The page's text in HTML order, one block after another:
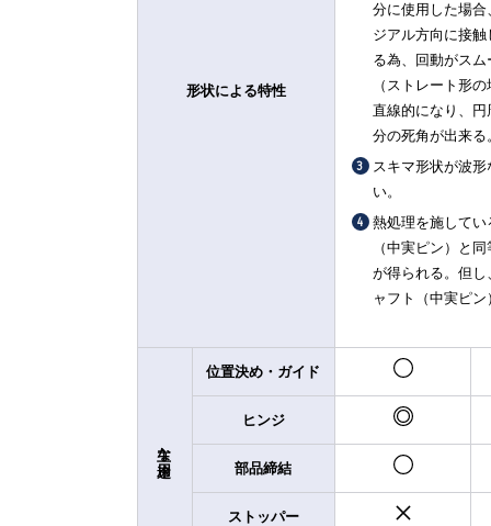
形状による特性
分に使用した場
ジアル方向に接
る為、回動がス
（ストレート形
直線的になり、
分の死角が出来る
スキマ形状が波
い。
熱処理を施して
（中実ピン）と
が得られる。但
ャフト（中実ピ
主な用途
位置決め・ガイド
ヒンジ
部品締結
ストッパー